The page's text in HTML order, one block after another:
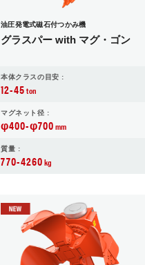
油圧発電式磁石付つかみ機
グラスパー with マグ・ゴン
本体クラスの目安 :
12-45ton
マグネット径 :
φ400-φ700mm
質量 :
770-4260kg